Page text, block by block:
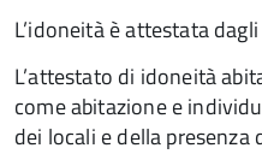
L’idoneità è attestata
L’attestato di idoneità
come abitazione e
dei locali e della presenza